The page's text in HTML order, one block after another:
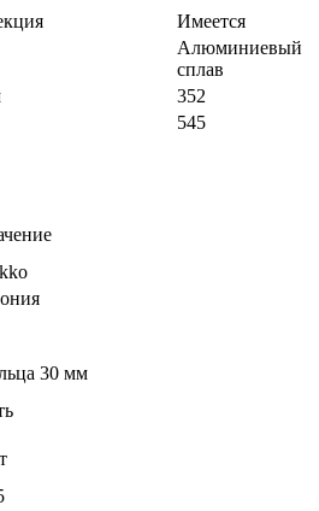
Имеется
Алюминиевый
сплав
352
545
30 мм